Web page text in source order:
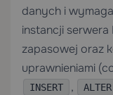
danych i
instancji serwera
zapasowej oraz
uprawnieniami
INSERT , ALTER